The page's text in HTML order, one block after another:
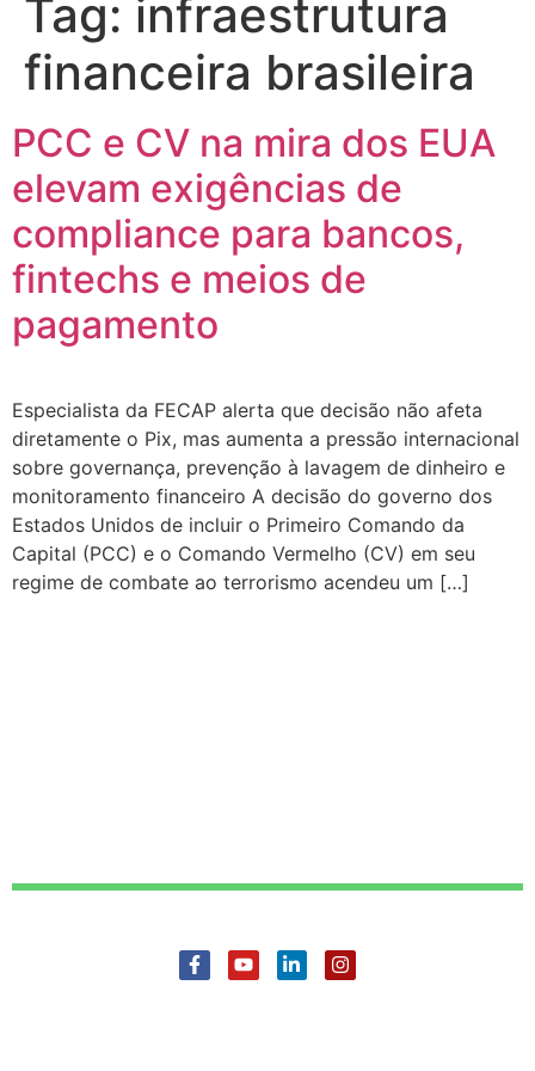
Tag: infraestrutura
financeira brasileira
PCC e CV na mira dos EUA
elevam exigências de
compliance para bancos,
fintechs e meios de
pagamento
Especialista da FECAP alerta que decisão não afeta
diretamente o Pix, mas aumenta a pressão internacional
sobre governança, prevenção à lavagem de dinheiro e
monitoramento financeiro A decisão do governo dos
Estados Unidos de incluir o Primeiro Comando da
Capital (PCC) e o Comando Vermelho (CV) em seu
regime de combate ao terrorismo acendeu um […]